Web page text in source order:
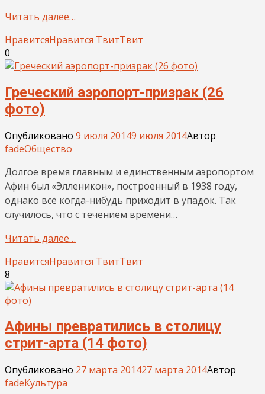
Читать далее…
НравитсяНравится ТвитТвит
0
Греческий аэропорт-призрак (26
фото)
Опубликовано 9 июля 20149 июля 2014Автор
fadeОбщество
Долгое время главным и единственным аэропортом
Афин был «Элленикон», построенный в 1938 году,
однако всё когда-нибудь приходит в упадок. Так
случилось, что с течением времени…
Читать далее…
НравитсяНравится ТвитТвит
8
Афины превратились в столицу
стрит-арта (14 фото)
Опубликовано 27 марта 201427 марта 2014Автор
fadeКультура